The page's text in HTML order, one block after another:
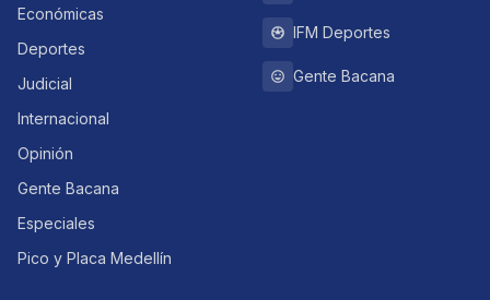
Económicas
Deportes
Judicial
Internacional
Opinión
Gente Bacana
Especiales
Pico y Placa Medellín
IFM Deportes
Gente Bacana